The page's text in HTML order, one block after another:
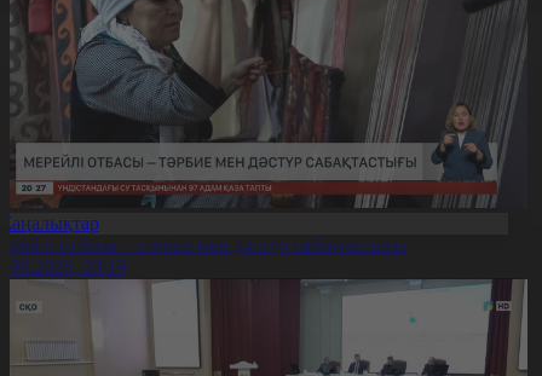
отбасы – тәрбие мен дәстүр сабақтастығы
20:19